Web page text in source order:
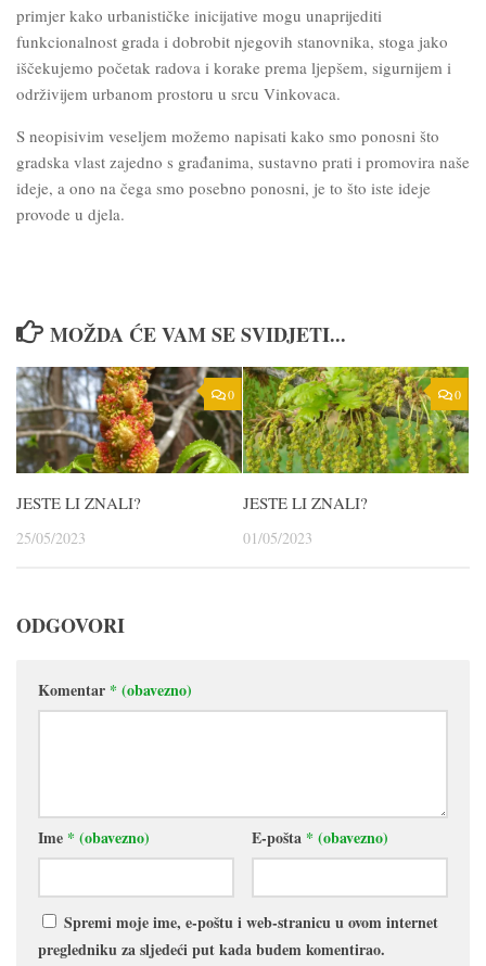
primjer kako urbanističke inicijative mogu unaprijediti
funkcionalnost grada i dobrobit njegovih stanovnika, stoga jako
iščekujemo početak radova i korake prema ljepšem, sigurnijem i
održivijem urbanom prostoru u srcu Vinkovaca.
S neopisivim veseljem možemo napisati kako smo ponosni što
gradska vlast zajedno s građanima, sustavno prati i promovira naše
ideje, a ono na čega smo posebno ponosni, je to što iste ideje
provode u djela.
MOŽDA ĆE VAM SE SVIDJETI...
0
JESTE LI ZNALI?
25/05/2023
0
JESTE LI ZNALI?
01/05/2023
ODGOVORI
Komentar * (obavezno)
Ime * (obavezno) E-pošta * (obavezno)
Spremi moje ime, e-poštu i web-stranicu u ovom internet
pregledniku za sljedeći put kada budem komentirao.